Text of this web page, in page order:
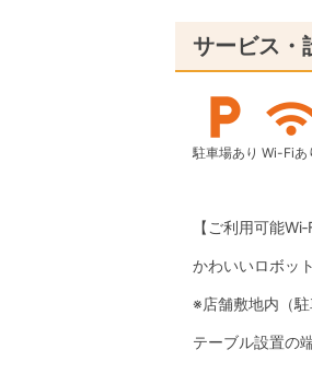
サービス・
駐車場あり Wi-Fiあ
【ご利用可能
かわいいロボッ
※店舗敷地内（
テーブル設置の